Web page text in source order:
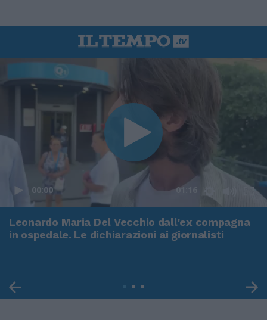
00:00 01:16
Leonardo Maria Del Vecchio dall'ex compagna
in ospedale. Le dichiarazioni ai giornalisti